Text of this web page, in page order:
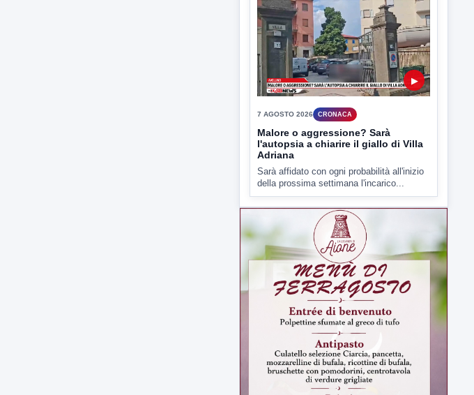
Incidente mortale a Ponte Valentino,
indagato il 21enne alla guida...
7 AGOSTO 2026 CRONACA
Malore o aggressione? Sarà
l'autopsia a chiarire il giallo di Villa
Adriana
Sarà affidato con ogni probabilità all'inizio
della prossima settimana l'incarico...